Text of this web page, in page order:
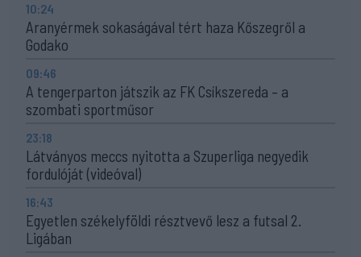
10:24
Aranyérmek sokaságával tért haza Kőszegről a
Godako
09:46
A tengerparton játszik az FK Csíkszereda – a
szombati sportműsor
23:18
Látványos meccs nyitotta a Szuperliga negyedik
fordulóját (videóval)
16:43
Egyetlen székelyföldi résztvevő lesz a futsal 2.
Ligában